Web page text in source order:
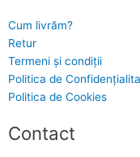
Cum livrăm?
Retur
Termeni și condiții
Politica de
Politica de Cookies
Contact